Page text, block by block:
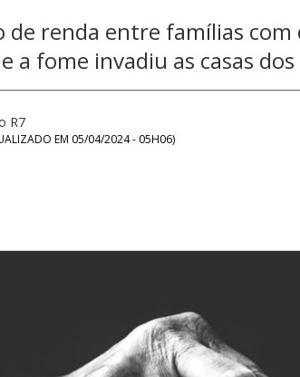
de renda entre famílias com
a fome invadiu as casas
R7
EM 05/04/2024 - 05H06)